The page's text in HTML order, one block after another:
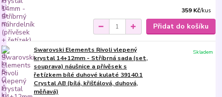
359 Kč/kus
Přidat do košíku
Swarovski Elements Rivoli vlepený
krystal 14+12mm - Stříbrná sada (set,
souprava) náušnice a přívěsek s
řetízkem bílé duhové kulaté 39140.1
Crystal AB (bílá, křišťálová, duhová,
měňavá)
Skladem